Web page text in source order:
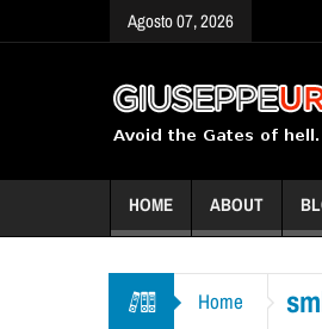
Agosto 07, 2026
HOME ABOUT
Home